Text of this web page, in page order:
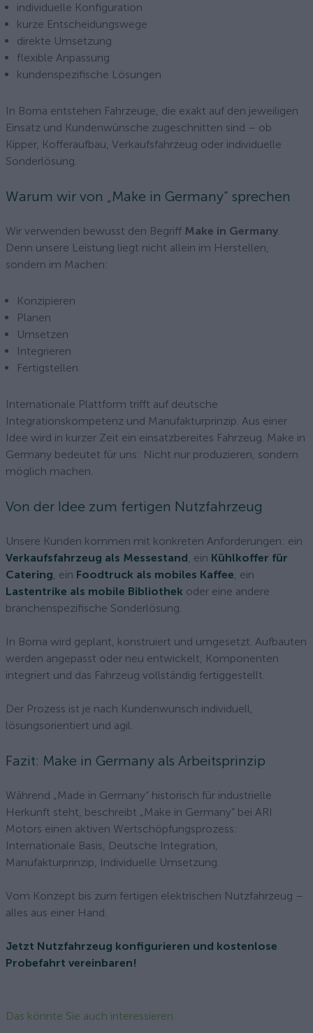
individuelle Konfiguration
kurze Entscheidungswege
direkte Umsetzung
flexible Anpassung
kundenspezifische Lösungen
In Borna entstehen Fahrzeuge, die exakt auf den jeweiligen
Einsatz und Kundenwünsche zugeschnitten sind – ob
Kipper, Kofferaufbau, Verkaufsfahrzeug oder individuelle
Sonderlösung.
Warum wir von „Make in Germany“ sprechen
Wir verwenden bewusst den Begriff Make in Germany.
Denn unsere Leistung liegt nicht allein im Herstellen,
sondern im Machen:
Konzipieren
Planen
Umsetzen
Integrieren
Fertigstellen
Internationale Plattform trifft auf deutsche
Integrationskompetenz und Manufakturprinzip. Aus einer
Idee wird in kurzer Zeit ein einsatzbereites Fahrzeug. Make in
Germany bedeutet für uns: Nicht nur produzieren, sondern
möglich machen.
Von der Idee zum fertigen Nutzfahrzeug
Unsere Kunden kommen mit konkreten Anforderungen: ein
Verkaufsfahrzeug als Messestand, ein Kühlkoffer für
Catering, ein Foodtruck als mobiles Kaffee, ein
Lastentrike als mobile Bibliothek oder eine andere
branchenspezifische Sonderlösung.
In Borna wird geplant, konstruiert und umgesetzt. Aufbauten
werden angepasst oder neu entwickelt, Komponenten
integriert und das Fahrzeug vollständig fertiggestellt.
Der Prozess ist je nach Kundenwunsch individuell,
lösungsorientiert und agil.
Fazit: Make in Germany als Arbeitsprinzip
Während „Made in Germany“ historisch für industrielle
Herkunft steht, beschreibt „Make in Germany“ bei ARI
Motors einen aktiven Wertschöpfungsprozess:
Internationale Basis, Deutsche Integration,
Manufakturprinzip, Individuelle Umsetzung.
Vom Konzept bis zum fertigen elektrischen Nutzfahrzeug –
alles aus einer Hand.
Jetzt Nutzfahrzeug konfigurieren und kostenlose
Probefahrt vereinbaren!
Das könnte Sie auch interessieren